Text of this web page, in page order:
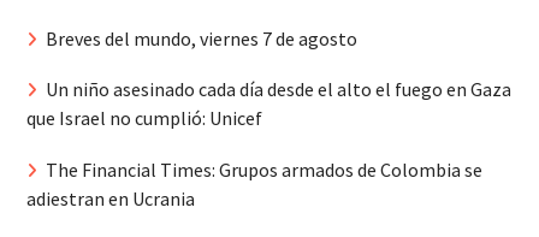
Breves del mundo, viernes 7 de agosto
Un niño asesinado cada día desde el alto el fuego en Gaza
que Israel no cumplió: Unicef
The Financial Times: Grupos armados de Colombia se
adiestran en Ucrania